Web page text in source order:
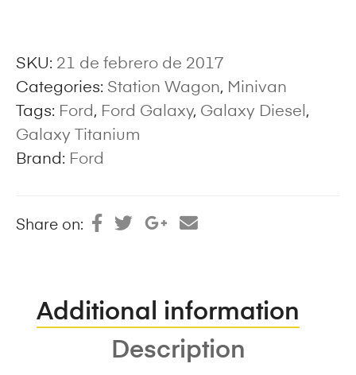
SKU: 21 de febrero de 2017
Categories: Station Wagon, Minivan
Tags: Ford , Ford Galaxy, Galaxy Diesel ,
Galaxy Titanium
Brand: Ford
Share on:
Additional information
Description